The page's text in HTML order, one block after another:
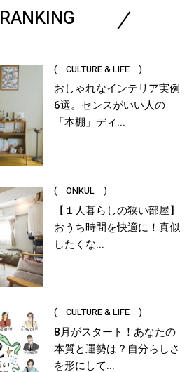
RANKING
( CULTURE & LIFE )
おしゃれなインテリア実例
6選。センスがいい人の
「本棚」ディ...
( ONKUL )
【１人暮らしの狭い部屋】
おうち時間を快適に！真似
したくな...
( CULTURE & LIFE )
8月がスタート！あなたの
本質と運勢は？自分らしさ
を形にして...